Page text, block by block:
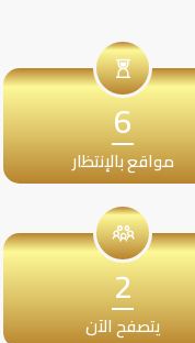
6
مواقع بالإنتظار
2
يتصفح الآن